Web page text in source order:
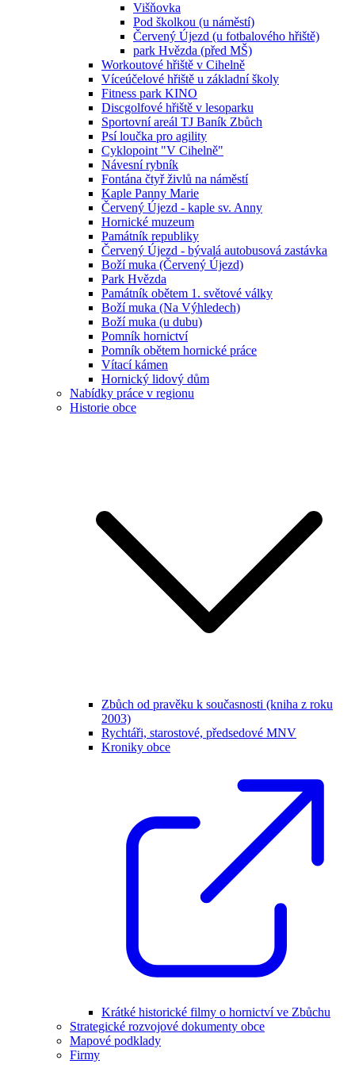
Višňovka
Pod školkou (u náměstí)
Červený Újezd (u fotbalového hřiště)
park Hvězda (před MŠ)
Workoutové hřiště v Cihelně
Víceúčelové hřiště u základní školy
Fitness park KINO
Discgolfové hřiště v lesoparku
Sportovní areál TJ Baník Zbůch
Psí loučka pro agility
Cyklopoint "V Cihelně"
Návesní rybník
Fontána čtyř živlů na náměstí
Kaple Panny Marie
Červený Újezd - kaple sv. Anny
Hornické muzeum
Památník republiky
Červený Újezd - bývalá autobusová zastávka
Boží muka (Červený Újezd)
Park Hvězda
Památník obětem 1. světové války
Boží muka (Na Výhledech)
Boží muka (u dubu)
Pomník hornictví
Pomník obětem hornické práce
Vítací kámen
Hornický lidový dům
Nabídky práce v regionu
Historie obce
Zbůch od pravěku k současnosti (kniha z roku
2003)
Rychtáři, starostové, předsedové MNV
Kroniky obce
Krátké historické filmy o hornictví ve Zbůchu
Strategické rozvojové dokumenty obce
Mapové podklady
Firmy